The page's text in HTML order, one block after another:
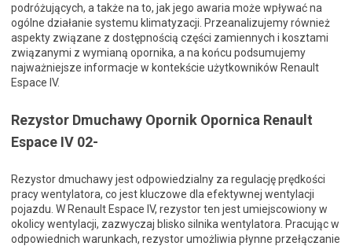
podróżujących, a także na to, jak jego awaria może wpływać na
ogólne działanie systemu klimatyzacji. Przeanalizujemy również
aspekty związane z dostępnością części zamiennych i kosztami
związanymi z wymianą opornika, a na końcu podsumujemy
najważniejsze informacje w kontekście użytkowników Renault
Espace IV.
Rezystor Dmuchawy Opornik Opornica Renault
Espace IV 02-
Rezystor dmuchawy jest odpowiedzialny za regulację prędkości
pracy wentylatora, co jest kluczowe dla efektywnej wentylacji
pojazdu. W Renault Espace IV, rezystor ten jest umiejscowiony w
okolicy wentylacji, zazwyczaj blisko silnika wentylatora. Pracując w
odpowiednich warunkach, rezystor umożliwia płynne przełączanie